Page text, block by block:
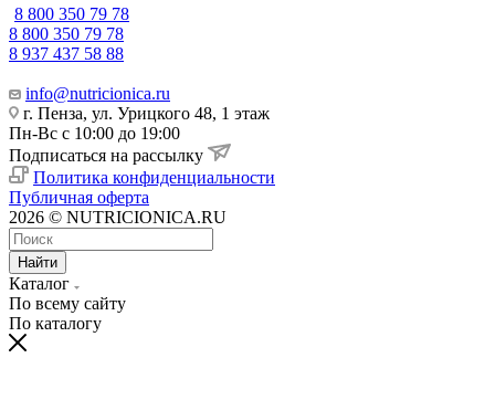
8 800 350 79 78
8 800 350 79 78
8 937 437 58 88
info@nutricionica.ru
г. Пенза, ул. Урицкого 48, 1 этаж
Пн-Вс с 10:00 до 19:00
Подписаться на рассылку
Политика конфиденциальности
Публичная оферта
2026 © NUTRICIONICA.RU
Найти
Каталог
По всему сайту
По каталогу